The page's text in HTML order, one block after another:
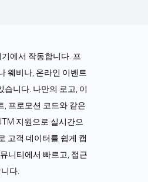
에서 작동합니다. 프
웨비나, 온라인 이벤트
습니다. 나만의 로고, 이
, 프로모션 코드와 같은
지원으로 실시간으
고객 데이터를 쉽게 캡
니티에서 빠르고, 접근
다.